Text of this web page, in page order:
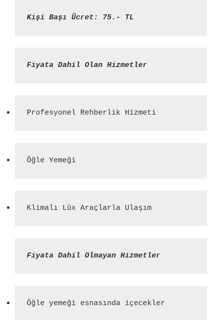
Kişi Başı Ücret: 75.- TL
Fiyata Dahil Olan Hizmetler
Profesyonel Rehberlik Hizmeti
Öğle Yemeği
Klimalı Lüx Araçlarla Ulaşım
Fiyata Dahil Olmayan Hizmetler
Öğle yemeği esnasında içecekler